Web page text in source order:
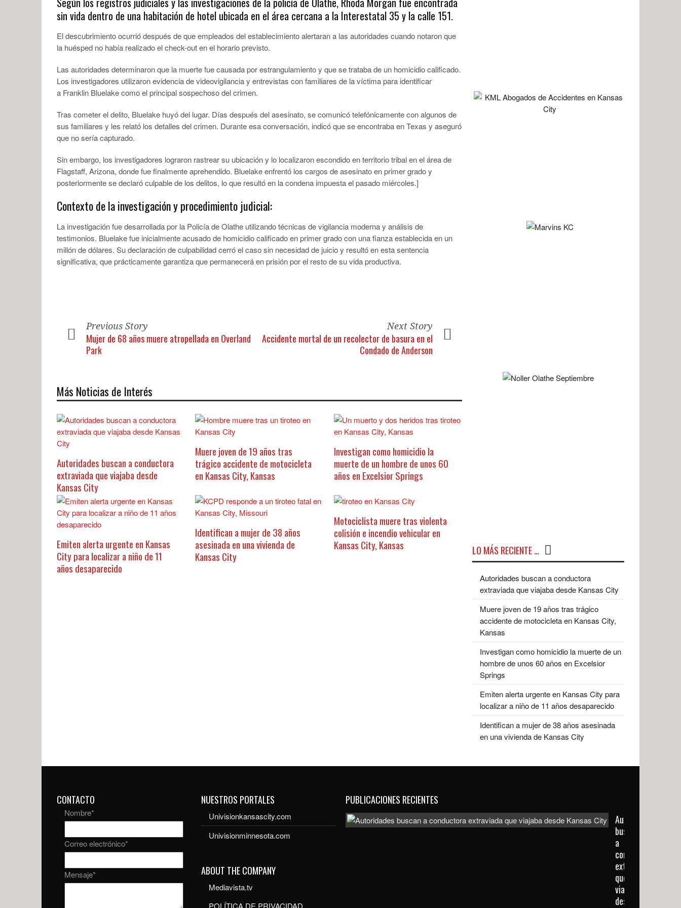
sin vida dentro de una habitación de hotel ubicada en el área cercana a la Interestatal 35 y la calle 151.
El descubrimiento ocurrió después de que empleados del establecimiento alertaran a las autoridades cuando notaron que
la huésped no había realizado el check-out en el horario previsto.
Las autoridades determinaron que la muerte fue causada por estrangulamiento y que se trataba de un homicidio calificado.
Los investigadores utilizaron evidencia de videovigilancia y entrevistas con familiares de la víctima para identificar
a Franklin Bluelake como el principal sospechoso del crimen.
Tras cometer el delito, Bluelake huyó del lugar. Días después del asesinato, se comunicó telefónicamente con algunos de
sus familiares y les relató los detalles del crimen. Durante esa conversación, indicó que se encontraba en Texas y aseguró
que no sería capturado.
Sin embargo, los investigadores lograron rastrear su ubicación y lo localizaron escondido en territorio tribal en el área de
Flagstaff, Arizona, donde fue finalmente aprehendido. Bluelake enfrentó los cargos de asesinato en primer grado y
posteriormente se declaró culpable de los delitos, lo que resultó en la condena impuesta el pasado miércoles.]
Contexto de la investigación y procedimiento judicial:
La investigación fue desarrollada por la Policía de Olathe utilizando técnicas de vigilancia moderna y análisis de
testimonios. Bluelake fue inicialmente acusado de homicidio calificado en primer grado con una fianza establecida en un
millón de dólares. Su declaración de culpabilidad cerró el caso sin necesidad de juicio y resultó en esta sentencia
significativa, que prácticamente garantiza que permanecerá en prisión por el resto de su vida productiva.​
Previous Story
Mujer de 68 años muere atropellada en Overland
Park
Next Story
Accidente mortal de un recolector de basura en el
Condado de Anderson
Más Noticias de Interés
Autoridades buscan a conductora
extraviada que viajaba desde
Kansas City
Muere joven de 19 años tras
trágico accidente de motocicleta
en Kansas City, Kansas
Investigan como homicidio la
muerte de un hombre de unos 60
años en Excelsior Springs
Emiten alerta urgente en Kansas
City para localizar a niño de 11
años desaparecido
Identifican a mujer de 38 años
asesinada en una vivienda de
Kansas City
Motociclista muere tras violenta
colisión e incendio vehicular en
Kansas City, Kansas
LO MÁS RECIENTE …
Autoridades buscan a conductora
extraviada que viajaba desde Kansas City
Muere joven de 19 años tras trágico
accidente de motocicleta en Kansas City,
Kansas
Investigan como homicidio la muerte de un
hombre de unos 60 años en Excelsior
Springs
Emiten alerta urgente en Kansas City para
localizar a niño de 11 años desaparecido
Identifican a mujer de 38 años asesinada
en una vivienda de Kansas City
CONTACTO
Nombre*
Correo electrónico*
Mensaje*
NUESTROS PORTALES
Univisionkansascity.com
Univisionminnesota.com
ABOUT THE COMPANY
Mediavista.tv
POLÍTICA DE PRIVACIDAD
PUBLICACIONES RECIENTES
Autoridades
buscan
a
conductora
extraviada
que
viajaba
desde